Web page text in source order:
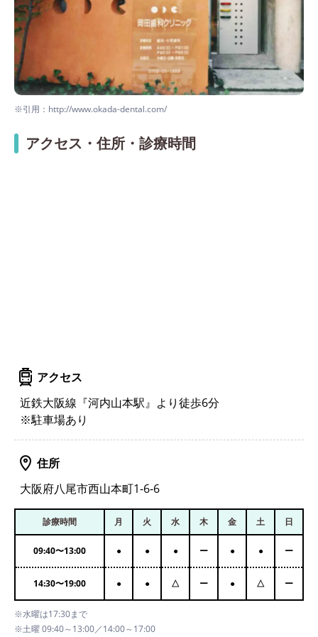
※引用：http://www.okada-dental.com/
アクセス・住所・診療時間
アクセス
近鉄大阪線『河内山本駅』より徒歩6分
※駐車場あり
住所
大阪府八尾市西山本町1-6-6
診療時間 月 火 水 木 金 土 日
09:40〜13:00 ● ● ● ー ● ● ー
14:30〜19:00 ● ● △ ー ● △ ー
※水曜は17:30まで
※土曜 09:40～13:00／14:00～17:00